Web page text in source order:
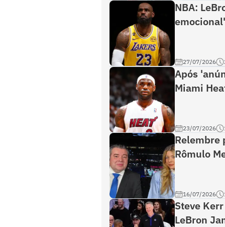
NBA:
27/07/2026
Após
Miami
23/07/2026
Relembre
Rômulo
16/07/2026
Steve
LeBron